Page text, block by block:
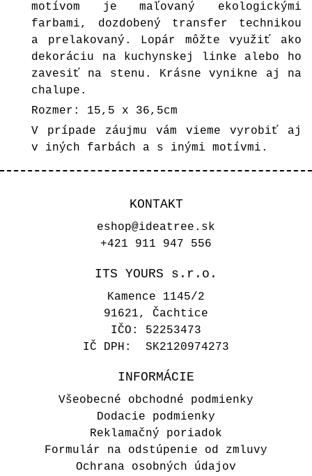
motívom je maľovaný ekologickými
farbami, dozdobený transfer technikou
a prelakovaný. Lopár môžte využiť ako
dekoráciu na kuchynskej linke alebo ho
zavesiť na stenu. Krásne vynikne aj na
chalupe.
Rozmer: 15,5 x 36,5cm
V prípade záujmu vám vieme vyrobiť aj
v iných farbách a s inými motívmi.
KONTAKT
eshop@ideatree.sk
+421 911 947 556
ITS YOURS s.r.o.
Kamence 1145/2
91621, Čachtice
IČO: 52253473
IČ DPH: SK2120974273
INFORMÁCIE
Všeobecné obchodné podmienky
Dodacie podmienky
Reklamačný poriadok
Formulár na odstúpenie od zmluvy
Ochrana osobných údajov